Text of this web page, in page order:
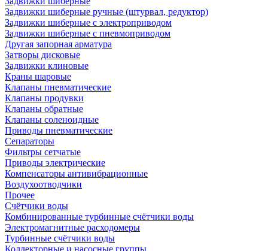
Задвижки шиберные ручные (штурвал, редуктор)
Задвижки шиберные с электроприводом
Задвижки шиберные с пневмоприводом
Другая запорная арматура
Затворы дисковые
Задвижки клиновые
Краны шаровые
Клапаны пневматические
Клапаны продувки
Клапаны обратные
Клапаны соленоидные
Приводы пневматические
Сепараторы
Фильтры сетчатые
Приводы электрические
Компенсаторы антивибрационные
Воздухоотводчики
Прочее
Счётчики воды
Комбинированные турбинные счётчики воды
Электромагнитные расходомеры
Турбинные счётчики воды
Коллекторные и насосные группы